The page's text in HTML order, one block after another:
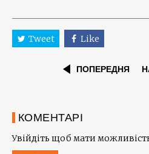
Tweet Like
ПОПЕРЕДНЯ
КОМЕНТАРІ
Увійдіть щоб мати